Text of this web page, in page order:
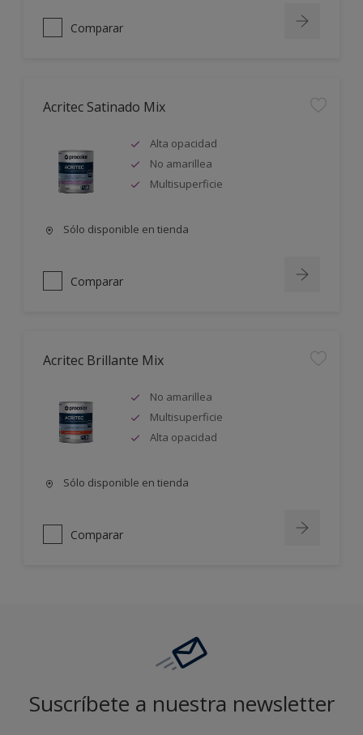
Comparar
Acritec Satinado Mix
Alta opacidad
No amarillea
Multisuperficie
Sólo disponible en tienda
Comparar
Acritec Brillante Mix
No amarillea
Multisuperficie
Alta opacidad
Sólo disponible en tienda
Comparar
Suscríbete a nuestra newsletter